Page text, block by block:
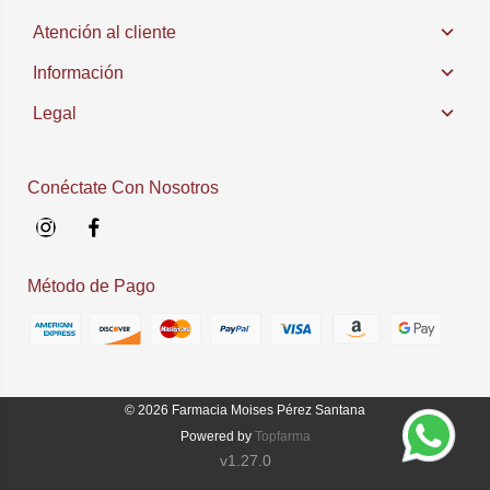
Atención al cliente
Información
Legal
Conéctate Con Nosotros
InstagramFacebook
Método de Pago
© 2026 Farmacia Moises Pérez Santana
Powered by Topfarma
v1.27.0